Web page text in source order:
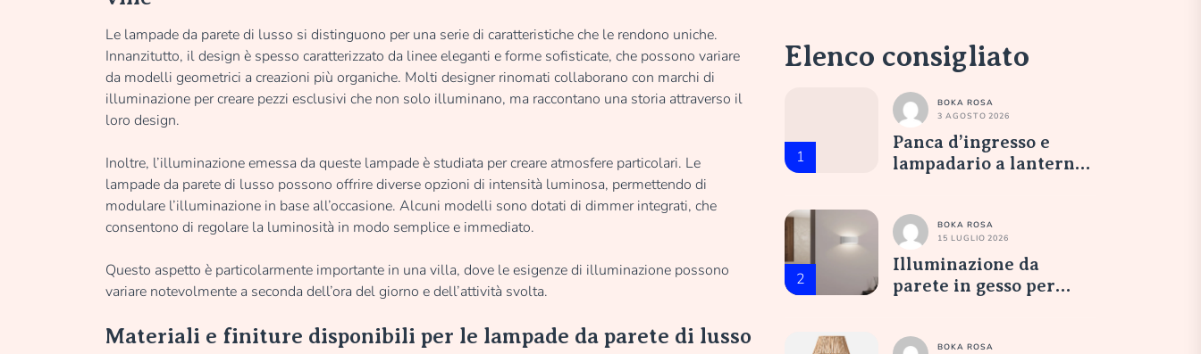
Le lampade da parete di lusso si distinguono per una serie di caratteristiche che le rendono uniche.
Innanzitutto, il design è spesso caratterizzato da linee eleganti e forme sofisticate, che possono variare
da modelli geometrici a creazioni più organiche. Molti designer rinomati collaborano con marchi di
illuminazione per creare pezzi esclusivi che non solo illuminano, ma raccontano una storia attraverso il
loro design.
Inoltre, l’illuminazione emessa da queste lampade è studiata per creare atmosfere particolari. Le
lampade da parete di lusso possono offrire diverse opzioni di intensità luminosa, permettendo di
modulare l’illuminazione in base all’occasione. Alcuni modelli sono dotati di dimmer integrati, che
consentono di regolare la luminosità in modo semplice e immediato.
Questo aspetto è particolarmente importante in una villa, dove le esigenze di illuminazione possono
variare notevolmente a seconda dell’ora del giorno e dell’attività svolta.
Materiali e finiture disponibili per le lampade da parete di lusso
Elenco consigliato
1
BOKA ROSA
3 AGOSTO 2026
Panca d’ingresso e
lampadario a lanterna
elegante
2
BOKA ROSA
15 LUGLIO 2026
Illuminazione da
parete in gesso per
BOKA ROSA